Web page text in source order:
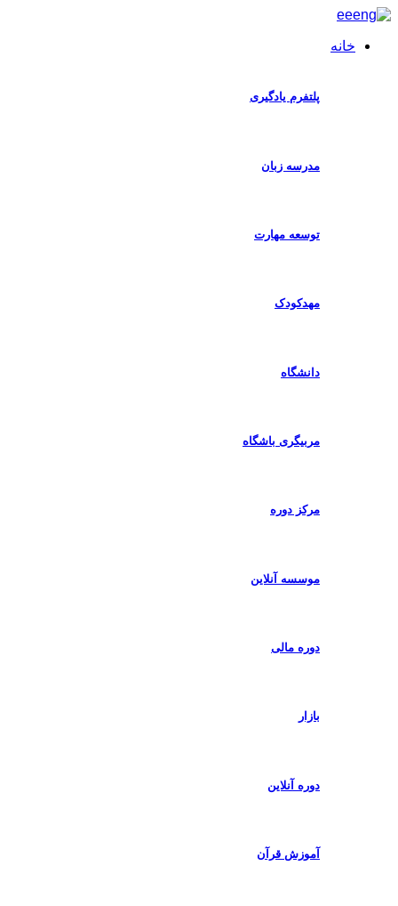
خانه
پلتفرم یادگیری
مدرسه زبان
توسعه مهارت
مهدکودک
دانشگاه
مربیگری باشگاه
مرکز دوره
موسسه آنلاین
دوره مالی
دوره آنلاین
آموزش قرآن